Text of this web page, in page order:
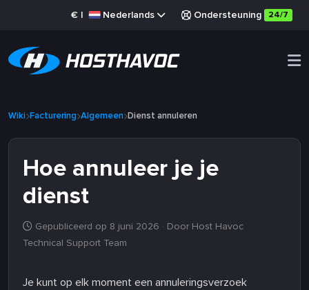
€ | Nederlands Ondersteuning 24/7
Wiki Facturering Algemeen Dienst annuleren
Hoe annuleer je je
dienst
Gepubliceerd op 8 juni 2026 · Door Host Havoc
Technical Support Team
Je kunt op elk moment een annuleringsverzoek